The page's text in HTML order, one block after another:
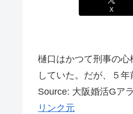
X
樋口はかつて刑事の
していた。だが、５
Source: 大阪婚活Gア
リンク元